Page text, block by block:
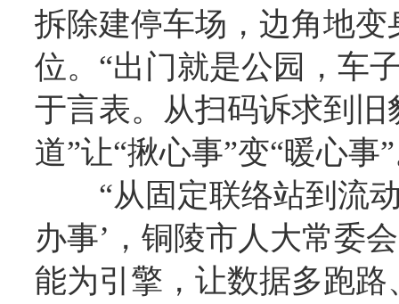
拆除建停车场，边角地
位。“出门就是公园，车
于言表。从扫码诉求到
道”让“揪心事”变“暖心事
“从固定联络站到流
办事’，铜陵市人大常委
能为引擎，让数据多跑